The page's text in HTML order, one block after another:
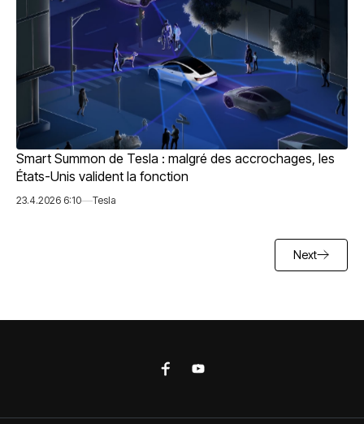
Smart Summon de Tesla : malgré des accrochages, les
États-Unis valident la fonction
23.4.2026 6:10 Tesla
Next